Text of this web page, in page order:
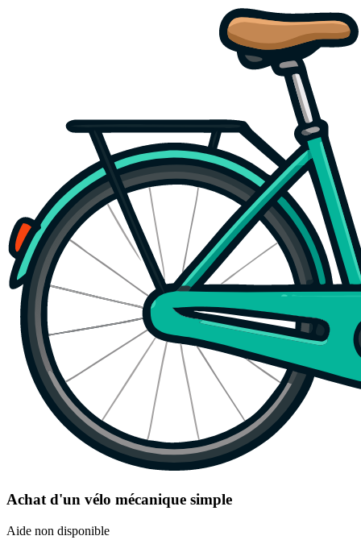
Achat d'un vélo mécanique simple
Aide non disponible